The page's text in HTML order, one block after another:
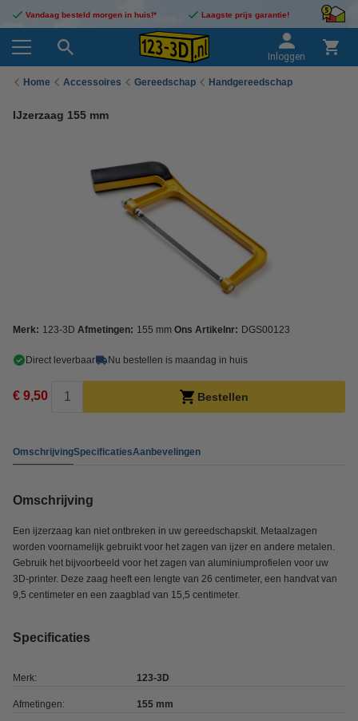
Vandaag besteld morgen in huis!* Laagste prijs garantie!
Inloggen
Home Accessoires Gereedschap Handgereedschap
IJzerzaag 155 mm
Merk: 123-3D Afmetingen: 155 mm Ons Artikelnr: DGS00123
Direct leverbaar Nu bestellen is maandag in huis
€ 9,50 Bestellen
OmschrijvingSpecificatiesAanbevelingen
Omschrijving
Een ijzerzaag kan niet ontbreken in uw gereedschapskit. Metaalzagen
worden voornamelijk gebruikt voor het zagen van ijzer en andere metalen.
Gebruik het bijvoorbeeld voor het zagen van aluminiumprofielen voor uw
3D-printer. Deze zaag heeft een lengte van 26 centimeter, een handvat van
9,5 centimeter en een zaagblad van 15,5 centimeter.
Specificaties
Merk: 123-3D
Afmetingen: 155 mm